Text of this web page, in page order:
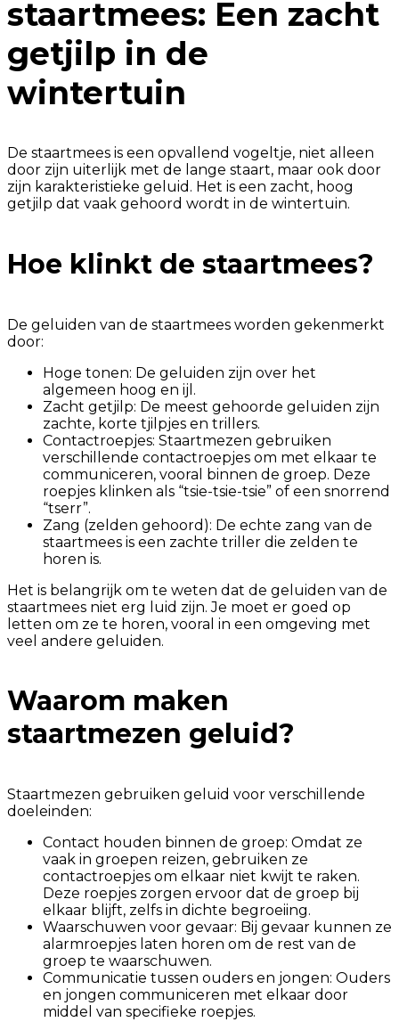
staartmees: Een zacht
getjilp in de
wintertuin
De staartmees is een opvallend vogeltje, niet alleen
door zijn uiterlijk met de lange staart, maar ook door
zijn karakteristieke geluid. Het is een zacht, hoog
getjilp dat vaak gehoord wordt in de wintertuin.
Hoe klinkt de staartmees?
De geluiden van de staartmees worden gekenmerkt
door:
Hoge tonen: De geluiden zijn over het
algemeen hoog en ijl.
Zacht getjilp: De meest gehoorde geluiden zijn
zachte, korte tjilpjes en trillers.
Contactroepjes: Staartmezen gebruiken
verschillende contactroepjes om met elkaar te
communiceren, vooral binnen de groep. Deze
roepjes klinken als “tsie-tsie-tsie” of een snorrend
“tserr”.
Zang (zelden gehoord): De echte zang van de
staartmees is een zachte triller die zelden te
horen is.
Het is belangrijk om te weten dat de geluiden van de
staartmees niet erg luid zijn. Je moet er goed op
letten om ze te horen, vooral in een omgeving met
veel andere geluiden.
Waarom maken
staartmezen geluid?
Staartmezen gebruiken geluid voor verschillende
doeleinden:
Contact houden binnen de groep: Omdat ze
vaak in groepen reizen, gebruiken ze
contactroepjes om elkaar niet kwijt te raken.
Deze roepjes zorgen ervoor dat de groep bij
elkaar blijft, zelfs in dichte begroeiing.
Waarschuwen voor gevaar: Bij gevaar kunnen ze
alarmroepjes laten horen om de rest van de
groep te waarschuwen.
Communicatie tussen ouders en jongen: Ouders
en jongen communiceren met elkaar door
middel van specifieke roepjes.